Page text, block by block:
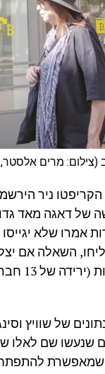
(צילום: מרים אלסטר,
ניר
של דאגה מאד
מהחברות אמרו
השאלה אם
של שוויץ
שנעשו שם לאלו
שמאפשרת